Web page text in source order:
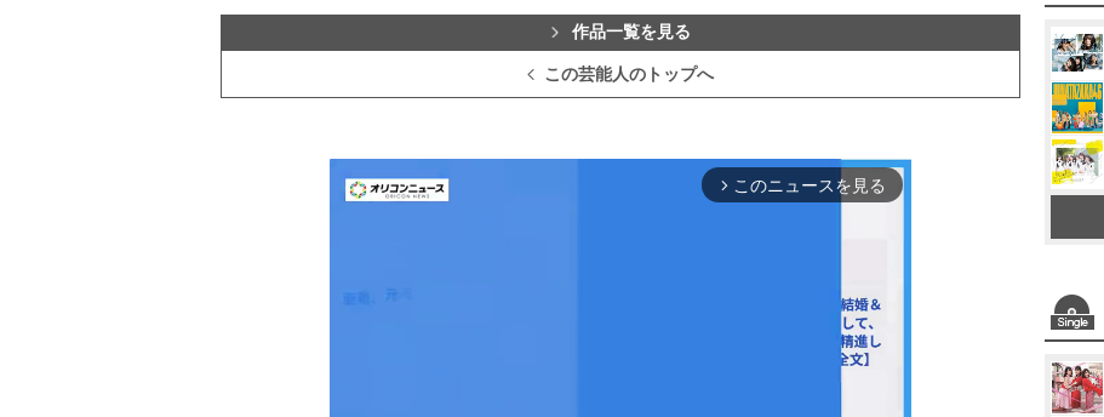
作品一覧を見る
この芸能人のトップへ
arrow_forward_ios このニュースを見る